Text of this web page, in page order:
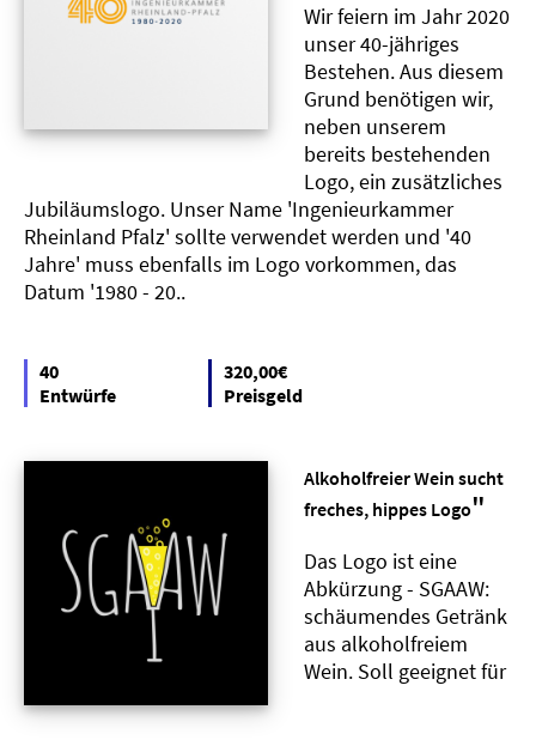
Wir feiern im Jahr 2020
unser 40-jähriges
Bestehen. Aus diesem
Grund benötigen wir,
neben unserem
bereits bestehenden
Logo, ein zusätzliches
Jubiläumslogo. Unser Name 'Ingenieurkammer
Rheinland Pfalz' sollte verwendet werden und '40
Jahre' muss ebenfalls im Logo vorkommen, das
Datum '1980 - 20..
40
Entwürfe
320,00€
Preisgeld
Alkoholfreier Wein sucht
freches, hippes Logo"
Das Logo ist eine
Abkürzung - SGAAW:
schäumendes Getränk
aus alkoholfreiem
Wein. Soll geeignet für